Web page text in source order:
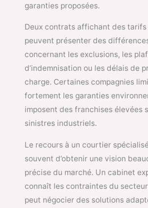
garanties proposées.
Deux contrats affichant des tarifs
peuvent présenter des
concernant les exclusions, les
d’indemnisation ou les délais de
charge. Certaines compagnies
fortement les garanties
imposent des franchises élevées
sinistres industriels.
Le recours à un courtier
souvent d’obtenir une vision
précise du marché. Un cabinet
connaît les contraintes du
peut négocier des solutions